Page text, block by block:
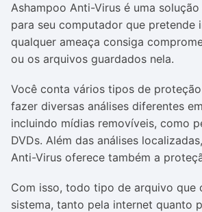
Ashampoo Anti-Virus é uma
para seu computador que pretende
qualquer ameaça consiga
ou os arquivos guardados nela.
Você conta vários tipos de
fazer diversas análises diferentes
incluindo mídias removíveis, como
DVDs. Além das análises
Anti-Virus oferece também a
Com isso, todo tipo de arquivo que
sistema, tanto pela internet quanto